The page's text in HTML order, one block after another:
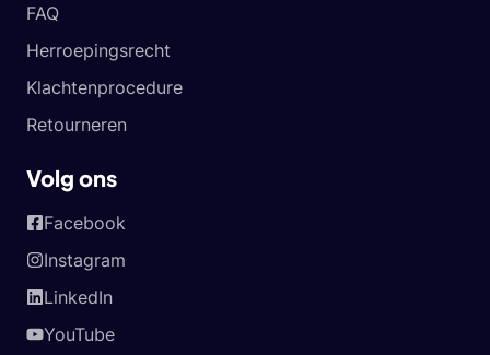
FAQ
Herroepingsrecht
Klachtenprocedure
Retourneren
Volg ons
Facebook
Instagram
LinkedIn
YouTube